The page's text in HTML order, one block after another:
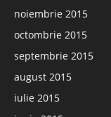
noiembrie 2015
octombrie 2015
septembrie 2015
august 2015
iulie 2015